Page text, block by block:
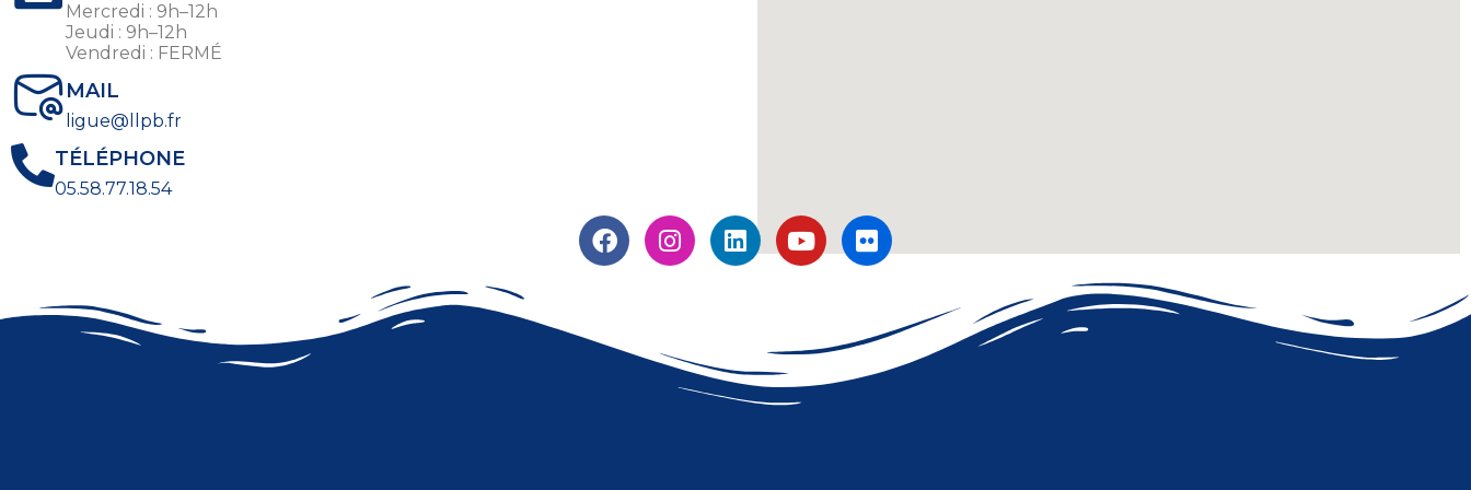
Mercredi : 9h–12h
Jeudi : 9h–12h
Vendredi : FERMÉ
MAIL
ligue@llpb.fr
TÉLÉPHONE
05.58.77.18.54